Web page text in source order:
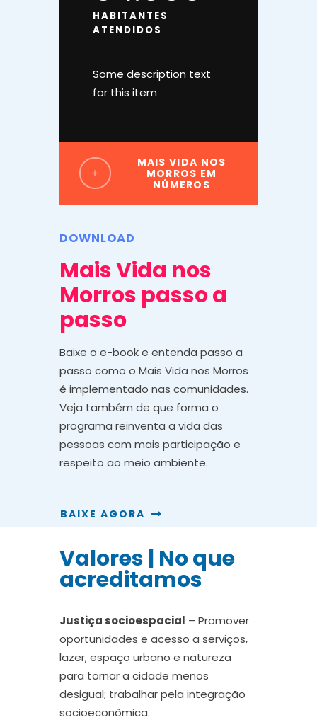
HABITANTES
ATENDIDOS
Some description text
for this item
MAIS VIDA NOS
MORROS EM
NÚMEROS
DOWNLOAD
Mais Vida nos
Morros passo a
passo
Baixe o e-book e entenda passo a
passo como o Mais Vida nos Morros
é implementado nas comunidades.
Veja também de que forma o
programa reinventa a vida das
pessoas com mais participação e
respeito ao meio ambiente.
BAIXE AGORA
Valores | No que
acreditamos
Justiça socioespacial – Promover
oportunidades e acesso a serviços,
lazer, espaço urbano e natureza
para tornar a cidade menos
desigual; trabalhar pela integração
socioeconômica.